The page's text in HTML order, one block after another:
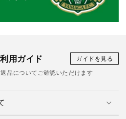
用ガイド
ガイドを見る
品についてご確認いただけます